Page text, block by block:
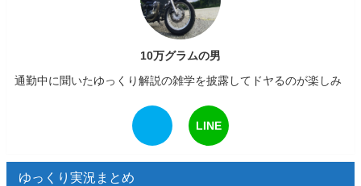
10万グラムの男
通勤中に聞いたゆっくり解説の雑学を披露してドヤるのが楽しみ
LINE
ゆっくり実況まとめ